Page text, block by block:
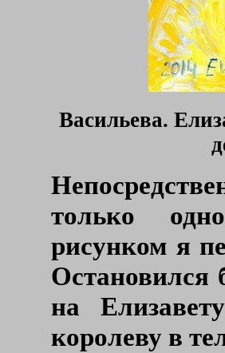
Васильева.
только
рисунком я
Остановился
на
королеву в